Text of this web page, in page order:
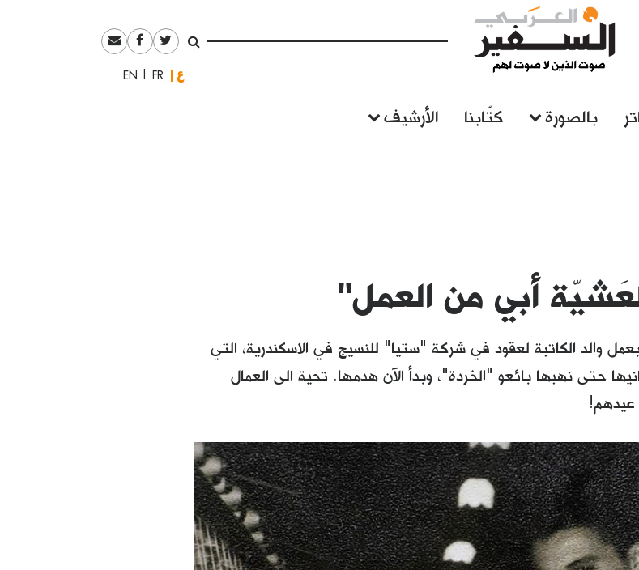
العربيةFrançais
English
بالصورة كتّابنا الأرشيف
أبي من العمل"
والد الكاتبة لعقود في شركة "ستيا" للنسيج في الاسكندرية، التي
حتى نهبها بائعو "الخردة"، وبدأ الآن هدمها. تحية الى العمال
عيدهم!